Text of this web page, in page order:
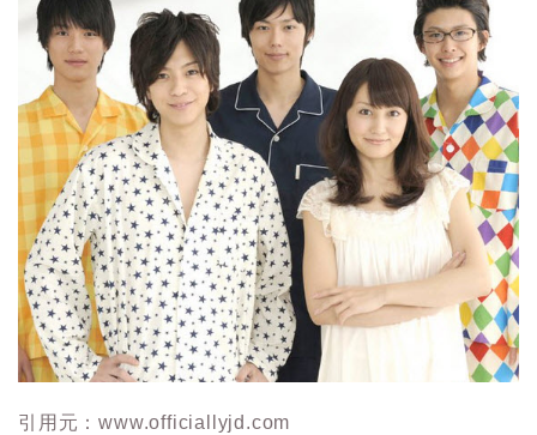
引用元：www.officiallyjd.com